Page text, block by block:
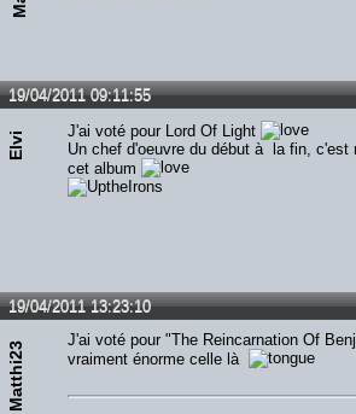
19/04/2011 09:11:55
Elvi
J'ai voté pour Lord Of Light
Un chef d'oeuvre du début à la fin, c'est
cet album
19/04/2011 13:23:10
Matthi23
J'ai voté pour "The Reincarnation Of
vraiment énorme celle là